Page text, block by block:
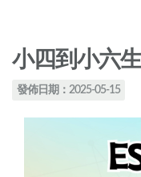
小四到小六
發佈日期：2025-05-15